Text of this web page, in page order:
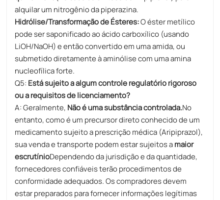
alquilar um nitrogênio da piperazina.
Hidrólise/Transformação de Ésteres:O éster metílico
pode ser saponificado ao ácido carboxílico (usando
LiOH/NaOH) e então convertido em uma amida, ou
submetido diretamente à aminólise com uma amina
nucleofílica forte.
Q5: Está sujeito a algum controle regulatório rigoroso
ou a requisitos de licenciamento?
A: Geralmente, Não é uma substância controlada.No
entanto, como é um precursor direto conhecido de um
medicamento sujeito a prescrição médica (Aripiprazol),
sua venda e transporte podem estar sujeitos amaior
escrutínioDependendo da jurisdição e da quantidade,
fornecedores confiáveis ​​terão procedimentos de
conformidade adequados. Os compradores devem
estar preparados para fornecer informações legítimas